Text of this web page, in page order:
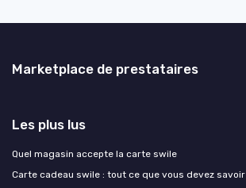
Marketplace de prestataires
Les plus lus
Quel magasin accepte la carte swile
Carte cadeau swile : tout ce que vous devez savoir